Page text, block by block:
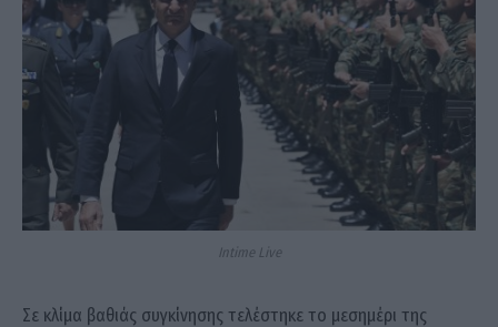
Intime Live
Σε κλίμα βαθιάς συγκίνησης τελέστηκε το μεσημέρι της